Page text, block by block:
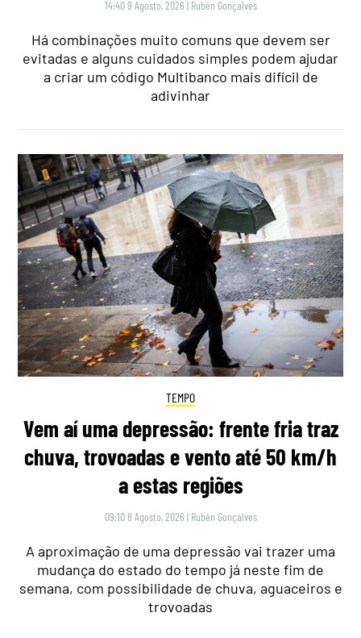
14:40 9 Agosto, 2026 | Rubén Gonçalves
Há combinações muito comuns que devem ser
evitadas e alguns cuidados simples podem ajudar
a criar um código Multibanco mais difícil de
adivinhar
TEMPO
Vem aí uma depressão: frente fria traz
chuva, trovoadas e vento até 50 km/h
a estas regiões
09:10 8 Agosto, 2026 | Rubén Gonçalves
A aproximação de uma depressão vai trazer uma
mudança do estado do tempo já neste fim de
semana, com possibilidade de chuva, aguaceiros e
trovoadas